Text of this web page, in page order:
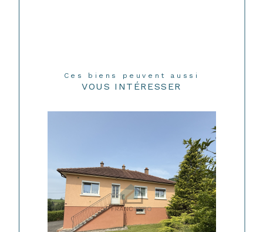
Ces biens peuvent aussi
VOUS INTÉRESSER